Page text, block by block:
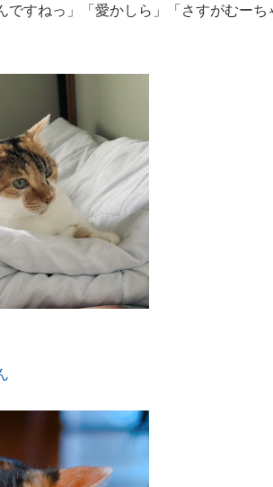
ですねっ」「愛かしら」「さすがむー